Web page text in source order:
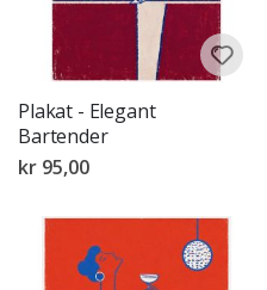
Plakat - Elegant
Bartender
kr 95,00